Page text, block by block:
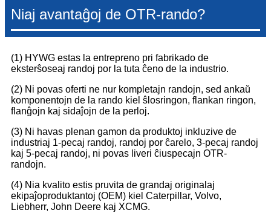
Niaj avantaĝoj de OTR-rando?
(1) HYWG estas la entrepreno pri fabrikado de
eksterŝoseaj randoj por la tuta ĉeno de la industrio.
(2) Ni povas oferti ne nur kompletajn randojn, sed ankaŭ
komponentojn de la rando kiel ŝlosringon, flankan ringon,
flanĝojn kaj sidaĵojn de la perloj.
(3) Ni havas plenan gamon da produktoj inkluzive de
industriaj 1-pecaj randoj, randoj por ĉarelo, 3-pecaj randoj
kaj 5-pecaj randoj, ni povas liveri ĉiuspecajn OTR-
randojn.
(4) Nia kvalito estis pruvita de grandaj originalaj
ekipaĵoproduktantoj (OEM) kiel Caterpillar, Volvo,
Liebherr, John Deere kaj XCMG.